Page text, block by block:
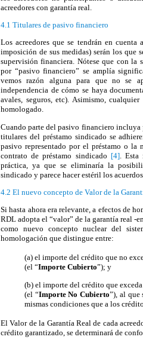
acreedores con garantía real.
4.1 Titulares de pasivo financiero
Los acreedores que se tendrán en
imposición de sus medidas) serán los que
supervisión financiera. Nótese que con la
por “pasivo financiero” se amplía
vemos razón alguna para que no se
independencia de cómo se haya
avales, seguros, etc). Asimismo,
homologado.
Cuando parte del pasivo financiero incluya
titulares del préstamo sindicado se
pasivo representado por el préstamo o la
contrato de préstamo sindicado [4]. Esta
práctica, ya que se eliminaría la
sindicado y parece hacer estéril los
4.2 El nuevo concepto de Valor de la
Si hasta ahora era relevante, a efectos de
RDL adopta el “valor” de la garantía real -
como nuevo concepto nuclear del
homologación que distingue entre:
(a) el importe del crédito que no
(el “Importe Cubierto”); y
(b) el importe del crédito que
(el “Importe No Cubierto”), al que
mismas condiciones que a los
El Valor de la Garantía Real de cada
crédito garantizado, se determinará de